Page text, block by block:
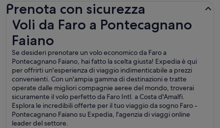
Prenota con sicurezza
Voli da Faro a Pontecagnano
Faiano
Se desideri prenotare un volo economico da Faro a
Pontecagnano Faiano, hai fatto la scelta giusta! Expedia è qui
per offrirti un'esperienza di viaggio indimenticabile a prezzi
convenienti. Con un'ampia gamma di destinazioni e tratte
operate dalle migliori compagnie aeree del mondo, troverai
sicuramente il volo perfetto da Faro Intl. a Costa d'Amalfi.
Esplora le incredibili offerte per il tuo viaggio da sogno Faro -
Pontecagnano Faiano su Expedia, l'agenzia di viaggi online
leader del settore.
Voli da Faro a Pontecagnano Faiano